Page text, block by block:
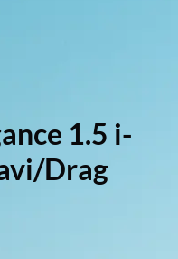
1.5 i-
Drag